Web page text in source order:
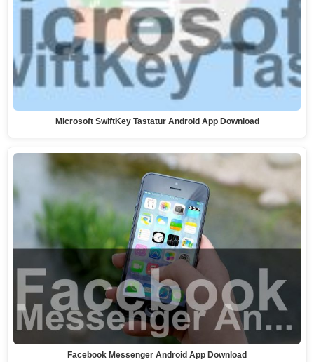
Microsoft SwiftKey Tastatur Android App Download
Facebook Messenger Android App Download